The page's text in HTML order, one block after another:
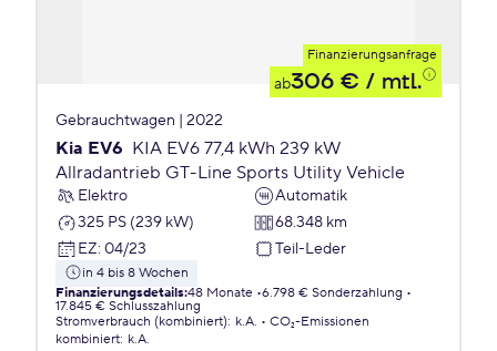
Finanzierungsanfrage
ab306 € / mtl.
Gebrauchtwagen | 2022
Kia EV6 KIA EV6 77,4 kWh 239 kW
Allradantrieb GT-Line Sports Utility Vehicle
Elektro
Automatik
325 PS (239 kW)
68.348 km
EZ: 04/23 Teil-Leder
in 4 bis 8 Wochen
Finanzierungsdetails:48 Monate 6.798 € Sonderzahlung
17.845 € Schlusszahlung
Stromverbrauch (kombiniert): k.A.
CO₂-Emissionen
kombiniert: k.A.